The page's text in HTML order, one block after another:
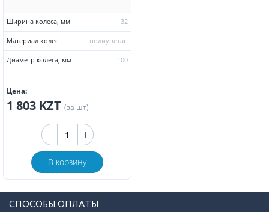
Ширина колеса, мм 32
Материал колес полиуретан
Диаметр колеса, мм 100
Цена:
1 803 KZT (за шт)
В корзину
СПОСОБЫ ОПЛАТЫ